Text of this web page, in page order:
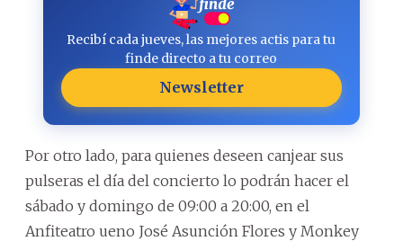
Recibí cada jueves, las mejores actis para tu
finde directo a tu correo
Newsletter
Por otro lado, para quienes deseen canjear sus
pulseras el día del concierto lo podrán hacer el
sábado y domingo de 09:00 a 20:00, en el
Anfiteatro ueno José Asunción Flores y Monkey